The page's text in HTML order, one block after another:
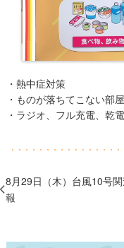
・熱中症対策
・ものが落ちてこない部
・ラジオ、フル充電、乾
8月29日（木）台風10号
報